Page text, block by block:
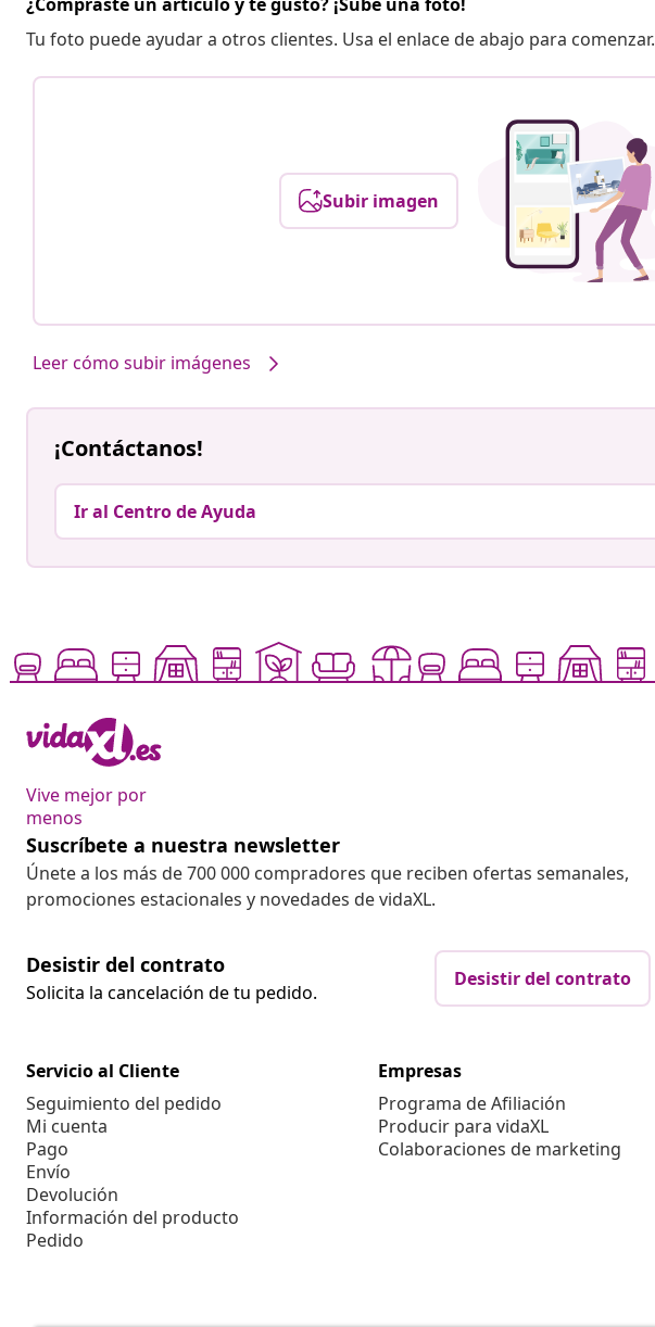
Tu foto puede ayudar a otros clientes. Usa el enlace de abajo para comenzar.
Subir imagen
Leer cómo subir imágenes
¡Contáctanos!
Ir al Centro de Ayuda
Vive mejor por
menos
Suscríbete a nuestra newsletter
Únete a los más de 700 000 compradores que reciben ofertas semanales,
promociones estacionales y novedades de vidaXL.
Desistir del contrato
Solicita la cancelación de tu pedido.
Desistir del contrato
Servicio al Cliente
Seguimiento del pedido
Mi cuenta
Pago
Envío
Devolución
Información del producto
Pedido
Empresas
Programa de Afiliación
Producir para vidaXL
Colaboraciones de marketing